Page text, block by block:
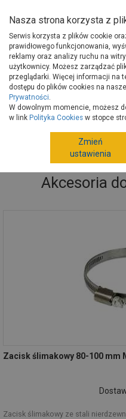
Strona główna Narzędzia
Akcesoria do lin, łańcuchów
Akcesoria
Zacisk ślimakowy 80-100 mm
Zacisk ślimakowy ze stali
Nasza strona korzysta z
Serwis korzysta z plików cookie
prawidłowego funkcjonowania,
reklamy oraz analizy ruchu na
użytkownicy. Możesz zarządzać
przeglądarki. Więcej informacji na
dostępu do plików cookies na
Prywatności.
W dowolnym momencie, możesz
w link Polityka Cookies w stopce
Zmień
ustawienia